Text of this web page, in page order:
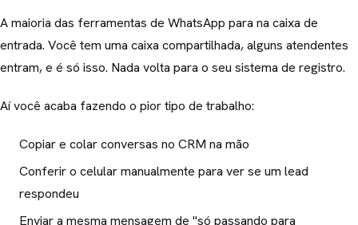
A maioria das ferramentas de WhatsApp para na caixa de
entrada. Você tem uma caixa compartilhada, alguns atendentes
entram, e é só isso. Nada volta para o seu sistema de registro.
Aí você acaba fazendo o pior tipo de trabalho:
Copiar e colar conversas no CRM na mão
Conferir o celular manualmente para ver se um lead
respondeu
Enviar a mesma mensagem de "só passando para